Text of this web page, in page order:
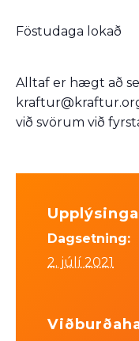
Föstudaga lokað
Alltaf er hægt að
við svörum við
Dagsetning:
2. júlí 2021